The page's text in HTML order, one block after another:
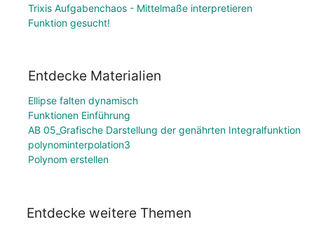
Trixis Aufgabenchaos - Mittelmaße interpretieren
Funktion gesucht!
Entdecke Materialien
Ellipse falten dynamisch
Funktionen Einführung
AB 05_Grafische Darstellung der genährten Integralfunktion
polynominterpolation3
Polynom erstellen
Entdecke weitere Themen